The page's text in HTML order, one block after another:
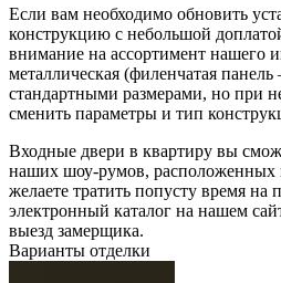
Если вам необходимо обновить
конструкцию с небольшой
внимание на ассортимент нашего
металлическая (филенчатая
стандартными размерами, но при
сменить параметры и тип
Входные двери в квартиру вы
наших шоу-румов,
желаете тратить попусту время на
электронный каталог на нашем
выезд замерщика.
Варианты отделки